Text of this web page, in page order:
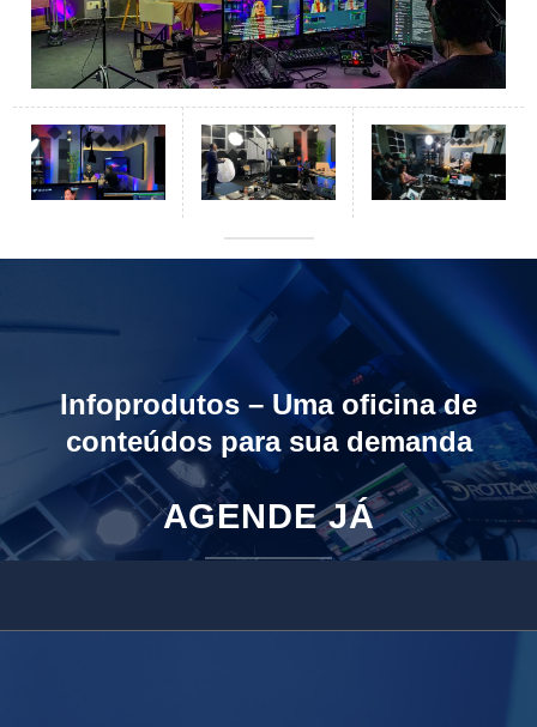
Infoprodutos – Uma oficina de
conteúdos para sua demanda
AGENDE JÁ